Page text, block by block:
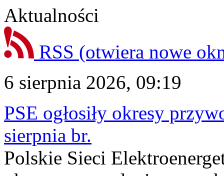
Aktualności
RSS (otwiera nowe
6 sierpnia 2026, 09:19
PSE ogłosiły okresy
sierpnia br.
Polskie Sieci